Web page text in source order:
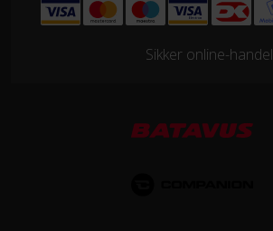
Kranksæt
Sikker online-handel